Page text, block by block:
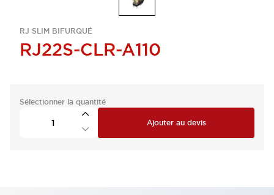
RJ SLIM BIFURQUÉ
RJ22S-CLR-A110
Sélectionner la quantité
Ajouter au devis